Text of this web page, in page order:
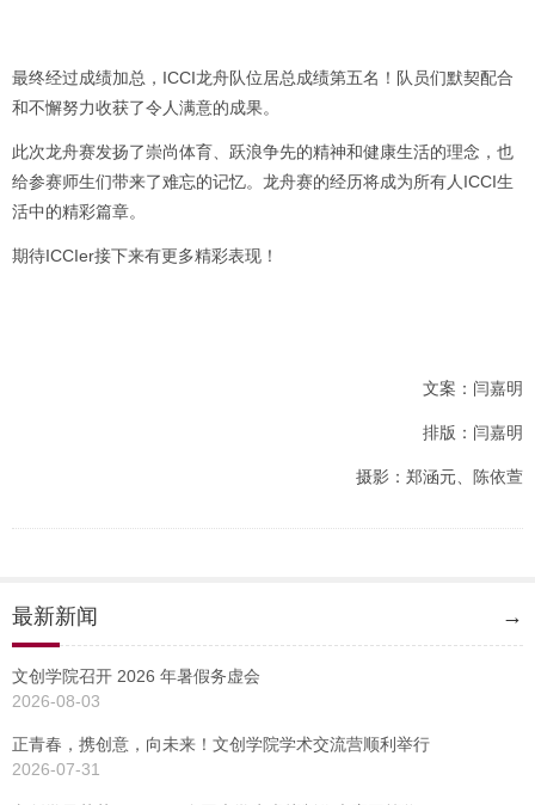
最终经过成绩加总，ICCI龙舟队位居总成绩第五名！队员们默契配合
和不懈努力收获了令人满意的成果。
此次龙舟赛发扬了崇尚体育、跃浪争先的精神和健康生活的理念，也
给参赛师生们带来了难忘的记忆。龙舟赛的经历将成为所有人ICCI生
活中的精彩篇章。
期待ICCIer接下来有更多精彩表现！
文案：闫嘉明
排版：闫嘉明
摄影：郑涵元、陈依萱
最新新闻 →
文创学院召开 2026 年暑假务虚会
2026-08-03
正青春，携创意，向未来！文创学院学术交流营顺利举行
2026-07-31